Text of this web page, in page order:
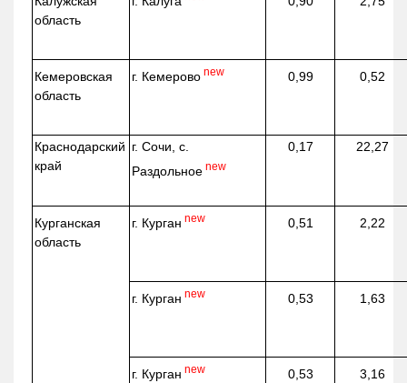
область
Кемеровская
область
г. Кемерово new 0,99 0,52
Краснодарский
край
г. Сочи, с.
Раздольное new
0,17 22,27
Курганская
область
г. Курган new 0,51 2,22
г. Курган new 0,53 1,63
г. Курган new 0,53 3,16